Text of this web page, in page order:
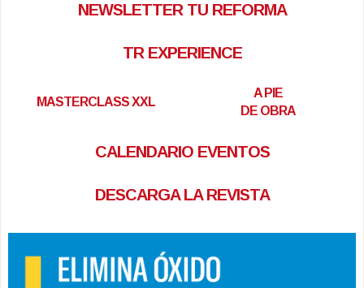
NEWSLETTER TU REFORMA
TR EXPERIENCE
MASTERCLASS XXL
A PIE
DE OBRA
CALENDARIO EVENTOS
DESCARGA LA REVISTA